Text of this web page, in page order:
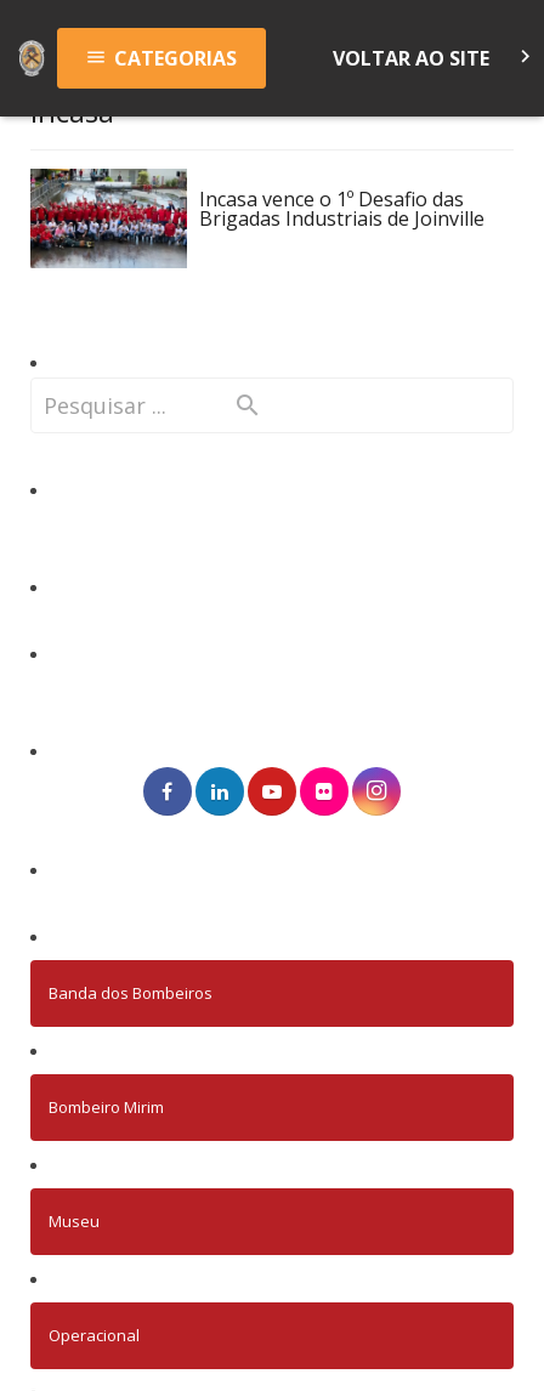
menu CATEGORIAS VOLTAR AO SITE keyboard_arrow_right
Incasa
Incasa vence o 1º Desafio das
Brigadas Industriais de Joinville
Banda dos Bombeiros
Bombeiro Mirim
Museu
Operacional